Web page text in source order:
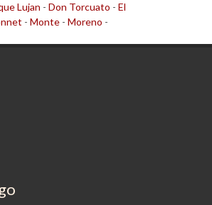
Lujan - Don Torcuato - El
- Monte - Moreno -